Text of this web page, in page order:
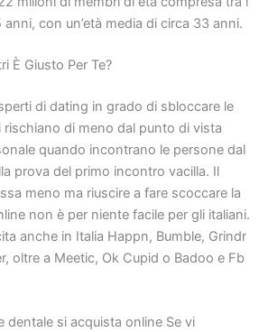
anni, con un’età media di circa 33 anni.
È Giusto Per Te?
di dating in grado di sbloccare le
di meno dal punto di vista
quando incontrano le persone dal
prova del primo incontro vacilla. Il
meno ma riuscire a fare scoccare la
non è per niente facile per gli italiani.
anche in Italia Happn, Bumble, Grindr
oltre a Meetic, Ok Cupid o Badoo e Fb
dentale si acquista online Se vi